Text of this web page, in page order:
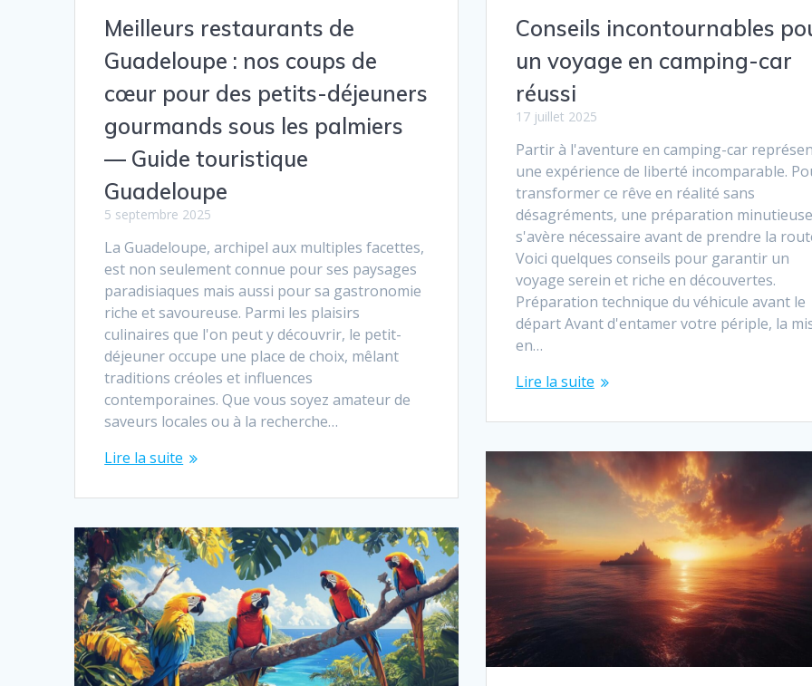
Meilleurs restaurants de
Guadeloupe : nos coups de
cœur pour des petits-déjeuners
gourmands sous les palmiers
— Guide touristique
Guadeloupe
5 septembre 2025
La Guadeloupe, archipel aux multiples facettes,
est non seulement connue pour ses paysages
paradisiaques mais aussi pour sa gastronomie
riche et savoureuse. Parmi les plaisirs
culinaires que l'on peut y découvrir, le petit-
déjeuner occupe une place de choix, mêlant
traditions créoles et influences
contemporaines. Que vous soyez amateur de
saveurs locales ou à la recherche…
Lire la suite
Conseils incontournables
un voyage en camping-car
réussi
17 juillet 2025
Partir à l'aventure en camping-car
une expérience de liberté incomparable.
transformer ce rêve en réalité sans
désagréments, une préparation minutieuse
s'avère nécessaire avant de prendre la
Voici quelques conseils pour garantir un
voyage serein et riche en découvertes.
Préparation technique du véhicule avant le
départ Avant d'entamer votre périple, la
en…
Lire la suite